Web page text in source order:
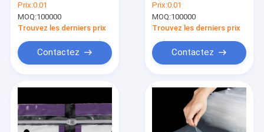
Nouvelles
Demandez une citation
sachets en plastique de biohazard
différentes tailles
Prix:0.01
MOQ:100000
Trouvez les derniers prix
Contactez
ouverts
Prix:0.01
MOQ:100000
Trouvez les derniers prix
Contactez